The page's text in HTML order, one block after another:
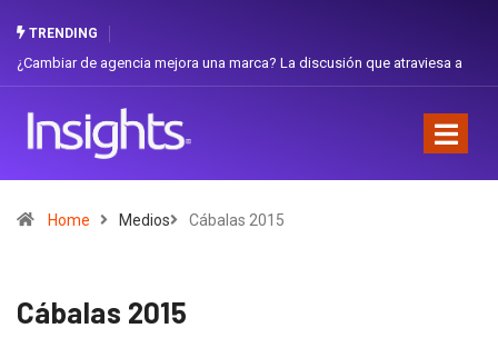
TRENDING
de agencia mejora una marca? La discusión que atraviesa a
Home Medios Cábalas 2015
Cábalas 2015